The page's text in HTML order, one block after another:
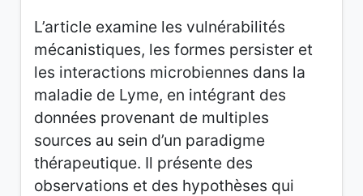
L’article examine les vulnérabilités
mécanistiques, les formes persister et
les interactions microbiennes dans la
maladie de Lyme, en intégrant des
données provenant de multiples
sources au sein d’un paradigme
thérapeutique. Il présente des
observations et des hypothèses qui